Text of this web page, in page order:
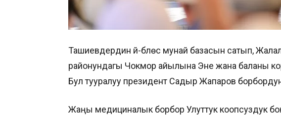
Ташиевдердин үй-бүлөсү мунай базасын сатып,
районундагы Чокмор айылына Эне жана баланы
Бул тууралуу президент Садыр Жапаров
Жаңы медициналык борбор Улуттук коопсуздук